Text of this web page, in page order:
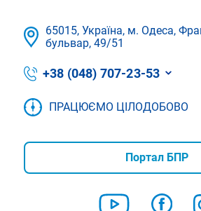
65015, Україна, м. Одеса,
бульвар, 49/51
+38 (048) 707-23-53
ПРАЦЮЄМО ЦІЛОДОБОВО
Портал БПР